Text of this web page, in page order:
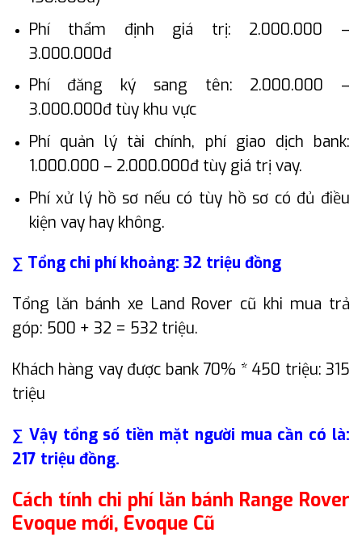
Phí thẩm định giá trị: 2.000.000 –
3.000.000đ
Phí đăng ký sang tên: 2.000.000 –
3.000.000đ tùy khu vực
Phí quản lý tài chính, phí giao dịch bank:
1.000.000 – 2.000.000đ tùy giá trị vay.
Phí xử lý hồ sơ nếu có tùy hồ sơ có đủ điều
kiện vay hay không.
∑ Tổng chi phí khoảng: 32 triệu đồng
Tổng lăn bánh xe Land Rover cũ khi mua trả
góp: 500 + 32 = 532 triệu.
Khách hàng vay được bank 70% * 450 triệu: 315
triệu
∑ Vậy tổng số tiền mặt người mua cần có là:
217 triệu đồng.
Cách tính chi phí lăn bánh Range Rover
Evoque mới, Evoque Cũ